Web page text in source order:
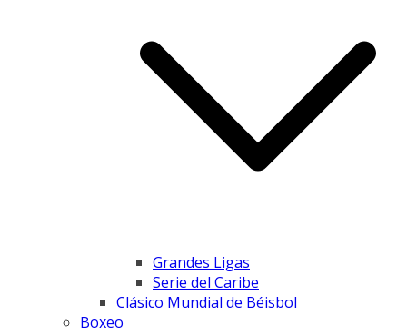
Grandes Ligas
Serie del Caribe
Clásico Mundial de Béisbol
Boxeo